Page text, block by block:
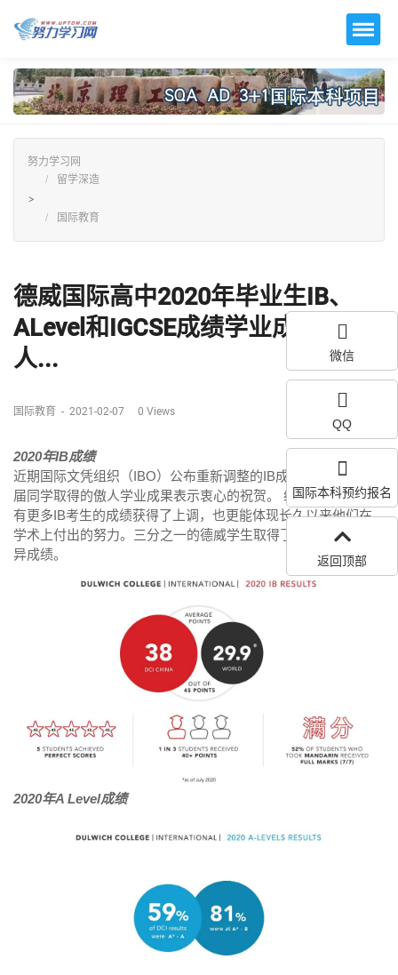
努力学习网
留学深造
>
国际教育
德威国际高中2020年毕业生IB、
ALevel和IGCSE成绩学业成果傲
人...
国际教育 - 2021-02-07 0 Views
2020年IB成绩
近期国际文凭组织（IBO）公布重新调整的IB成绩，我们向2020
届同学取得的傲人学业成果表示衷心的祝贺。 经过重新评定，
有更多IB考生的成绩获得了上调，也更能体现长久以来他们在
学术上付出的努力。三分之一的德威学生取得了40分以上的优
异成绩。
2020年A Level成绩
微信
QQ
国际本科预约报名
返回顶部